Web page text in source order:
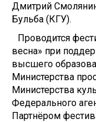
Дмитрий
Бульба (КГУ).
Проводится
весна» при
высшего
Министерства
Министерства
Федерального
Партнёром